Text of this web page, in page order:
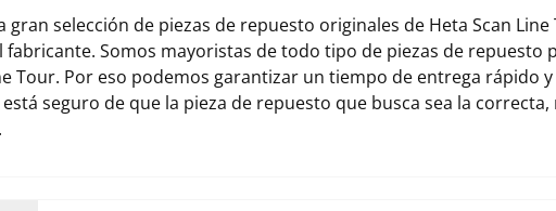
selección de piezas de repuesto originales de Heta Scan Line
Somos mayoristas de todo tipo de piezas de repuesto
Tour. Por eso podemos garantizar un tiempo de entrega rápido
seguro de que la pieza de repuesto que busca sea la